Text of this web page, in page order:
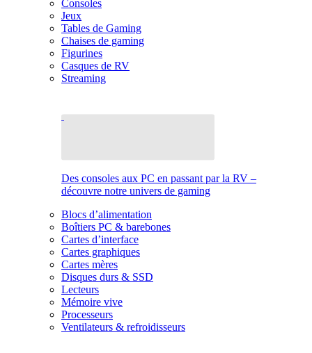
Consoles
Jeux
Tables de Gaming
Chaises de gaming
Figurines
Casques de RV
Streaming
Des consoles aux PC en passant par la RV –
découvre notre univers de gaming
Blocs d’alimentation
Boîtiers PC & barebones
Cartes d’interface
Cartes graphiques
Cartes mères
Disques durs & SSD
Lecteurs
Mémoire vive
Processeurs
Ventilateurs & refroidisseurs